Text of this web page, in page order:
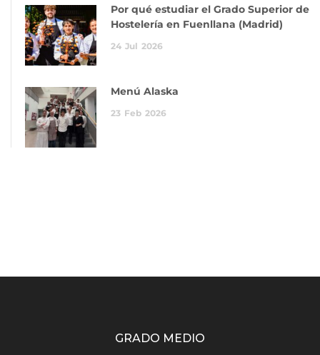
Por qué estudiar el Grado Superior de
Hostelería en Fuenllana (Madrid)
24 Jul 2026
Menú Alaska
23 Feb 2026
GRADO MEDIO